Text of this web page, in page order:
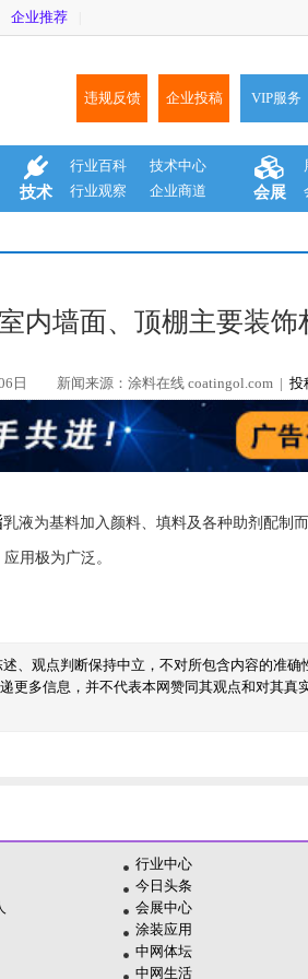
企业推荐
违规反馈 企业投稿 VIP服务
技术
行业百科
技术中心
行业观察
企业商道 会展
内墙面、顶棚主要装饰
06日 新闻来源：涂料在线 coatingol.com | 投
乳液为基料加入颜料、填料及各种助剂配制
用极为广泛。
、观点判断保持中立，不对所包含内容的准
多信息，并不代表本网赞同其观点和对其真
行业中心
今日头条
会展中心
涂装应用
中网体坛
中网生活